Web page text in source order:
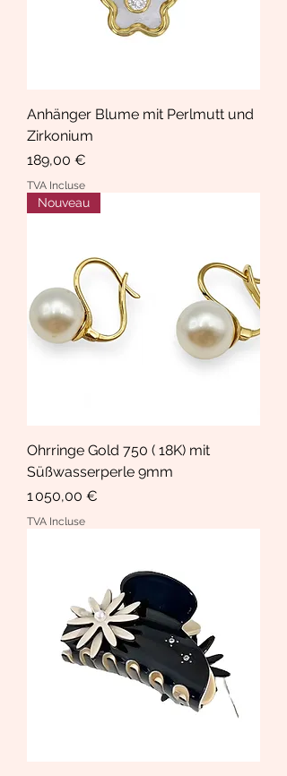
Anhänger Blume mit Perlmutt und
Zirkonium
Prix
189,00 €
TVA Incluse
Nouveau
Ohrringe Gold 750 ( 18K) mit
Süßwasserperle 9mm
Prix
1 050,00 €
TVA Incluse